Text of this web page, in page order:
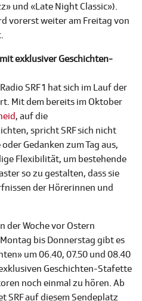
und «Late Night Classic»).
vorerst weiter am Freitag von
exklusiver Geschichten-
SRF 1 hat sich im Lauf der
Mit dem bereits im Oktober
, auf die
spricht SRF sich nicht
Gedanken zum Tag aus,
Flexibilität, um bestehende
so zu gestalten, dass sie
der Hörerinnen und
der Woche vor Ostern
bis Donnerstag gibt es
um 06.40, 07.50 und 08.40
Geschichten-Stafette
noch einmal zu hören. Ab
SRF auf diesem Sendeplatz